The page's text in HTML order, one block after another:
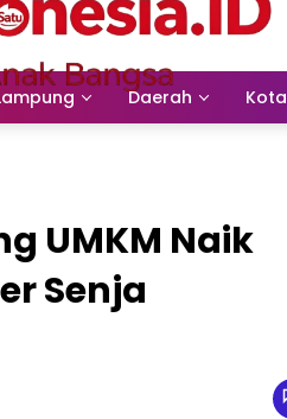
Daerah Kota
UMKM Naik
Senja